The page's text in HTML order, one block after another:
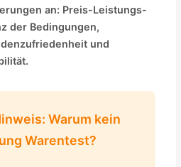
an: Preis-Leistungs-
der Bedingungen,
und
Warum kein
Warentest?